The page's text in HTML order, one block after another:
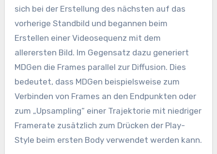
sich bei der Erstellung des nächsten auf das
vorherige Standbild und begannen beim
Erstellen einer Videosequenz mit dem
allerersten Bild. Im Gegensatz dazu generiert
MDGen die Frames parallel zur Diffusion. Dies
bedeutet, dass MDGen beispielsweise zum
Verbinden von Frames an den Endpunkten oder
zum „Upsampling“ einer Trajektorie mit niedriger
Framerate zusätzlich zum Drücken der Play-
Style beim ersten Body verwendet werden kann.